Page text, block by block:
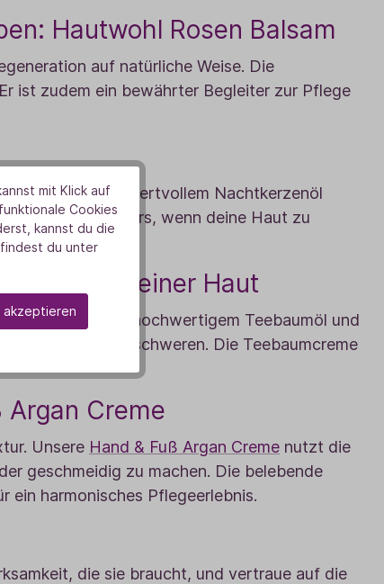
Hautwohl Rosen Balsam
auf natürliche Weise. Die
ist zudem ein bewährter Begleiter zur Pflege
mit wertvollem Nachtkerzenöl
Körper, besonders, wenn deine Haut zu
& unreiner Haut
aus hochwertigem Teebaumöl und
ohne zu beschweren. Die Teebaumcreme
Creme
Unsere Hand & Fuß Argan Creme nutzt die
geschmeidig zu machen. Die belebende
ein harmonisches Pflegeerlebnis.
die sie braucht, und vertraue auf die
mit Klick auf
Cookies
kannst du die
du unter
akzeptieren